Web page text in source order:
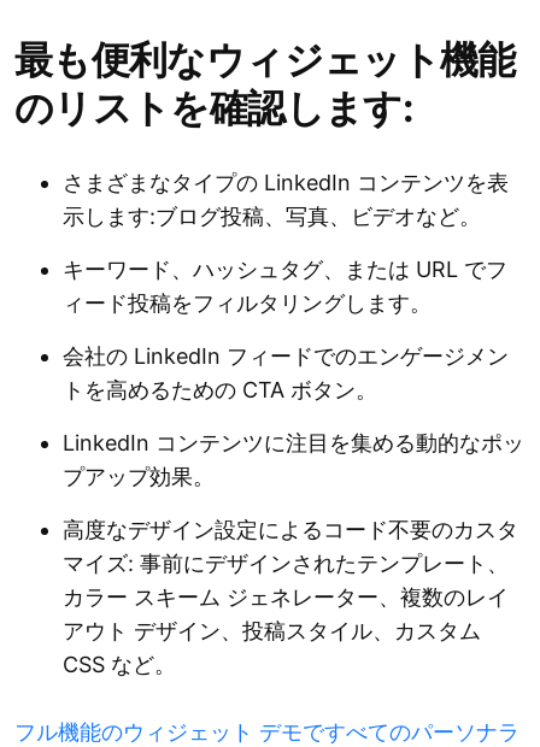
オールインワン レビュー
Google レビュ
ー
カウントダウン タイマー
最も便利なウィジェット機能
のリストを確認します:
さまざまなタイプの LinkedIn コンテンツを表
示します:ブログ投稿、写真、ビデオなど。
キーワード、ハッシュタグ、または URL でフ
ィード投稿をフィルタリングします。
会社の LinkedIn フィードでのエンゲージメン
トを高めるための CTA ボタン。
LinkedIn コンテンツに注目を集める動的なポッ
プアップ効果。
高度なデザイン設定によるコード不要のカスタ
マイズ: 事前にデザインされたテンプレート、
カラー スキーム ジェネレーター、複数のレイ
アウト デザイン、投稿スタイル、カスタム
CSS など。
フル機能のウィジェット デモですべてのパーソナラ